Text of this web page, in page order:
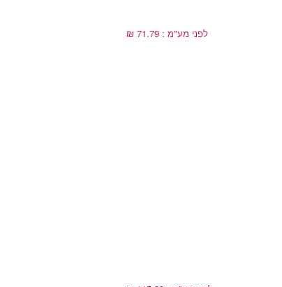
לפני מע"מ : 71.79 ₪